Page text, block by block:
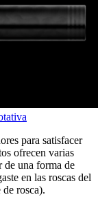
para satisfacer
ofrecen varias
de una forma de
en las roscas del
rosca).